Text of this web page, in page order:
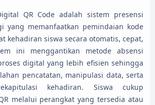
QR Code adalah sistem presensi
yang memanfaatkan pemindaian kode
kehadiran siswa secara otomatis, cepat,
ini menggantikan metode absensi
digital yang lebih efisien sehingga
pencatatan, manipulasi data, serta
kehadiran. Siswa cukup
melalui perangkat yang tersedia atau